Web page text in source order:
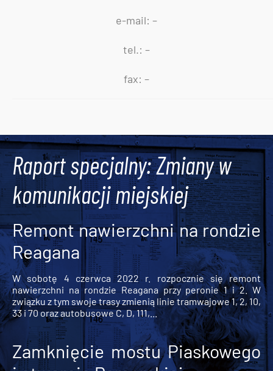
e-mail: –
tel.: –
fax: –
Raport specjalny: Zmiany w
komunikacji miejskiej
Remont nawierzchni na rondzie
Reagana
W sobotę 4 czerwca 2022 r. rozpocznie się remont
nawierzchni na rondzie Reagana przy peronie 1 i 2. W
związku z tym swoje trasy zmienią linie tramwajowe 1, 2, 10,
33 i 70 oraz autobusowe C, D, 111,...
Zamknięcie mostu Piaskowego